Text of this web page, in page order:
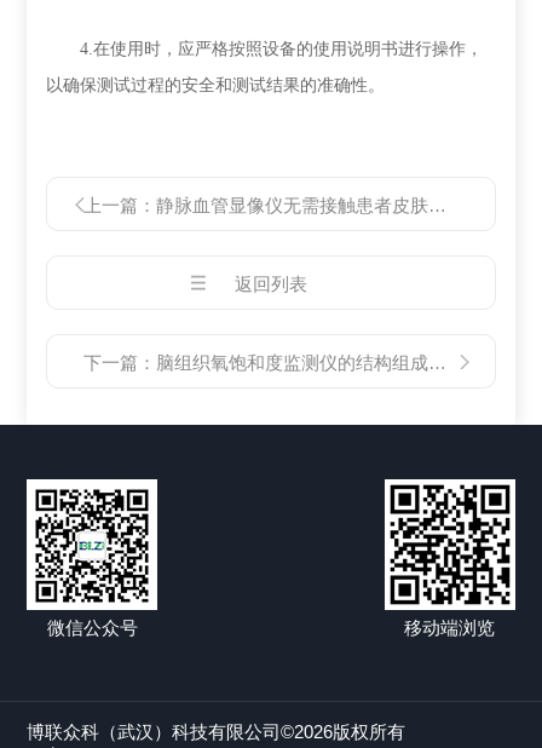
4.在使用时，应严格按照设备的使用说明书进行操作，
以确保测试过程的安全和测试结果的准确性。
上一篇：静脉血管显像仪无需接触患者皮肤，减少了患者的痛苦和不适感
返回列表
下一篇： 脑组织氧饱和度监测仪的结构组成及操作步骤
微信公众号 移动端浏览
博联众科（武汉）科技有限公司©2026版权所有